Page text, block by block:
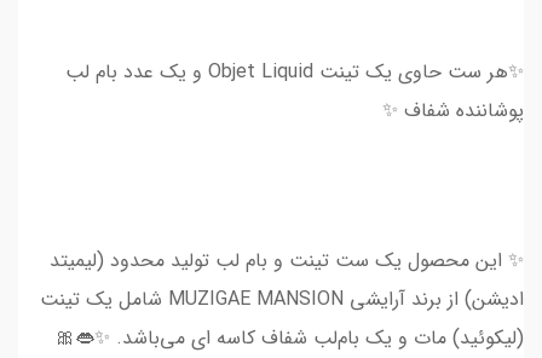
✨هر ست حاوی یک تینت Objet Liquid و یک عدد بام لب
پوشاننده شفاف ✨
✨ این محصول یک ست تینت و بام لب تولید محدود (لیمیتد
ادیشن) از برند آرایشی MUZIGAE MANSION شامل یک تینت
(لیکوئید) مات و یک بام‌لب شفاف کاسه ای می‌باشد. ✨👄🎀